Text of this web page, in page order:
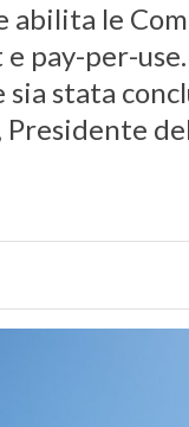
abilita le
pay-per-use.
stata